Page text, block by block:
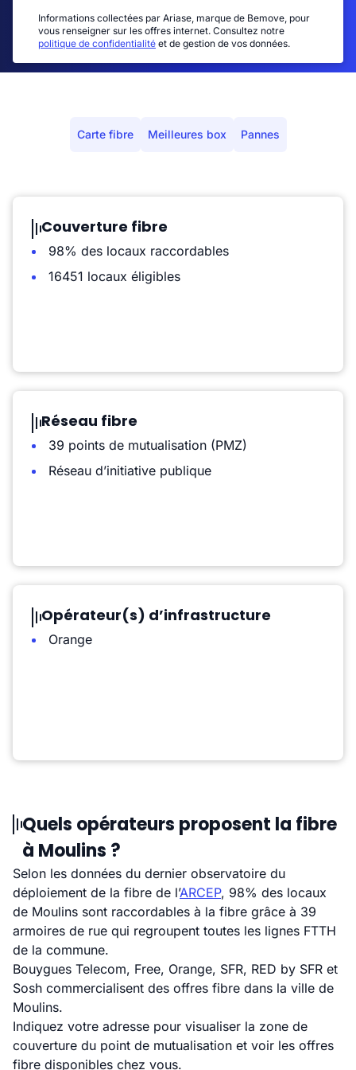
Informations collectées par Ariase, marque de Bemove, pour
vous renseigner sur les offres internet. Consultez notre
politique de confidentialité et de gestion de vos données.
Carte fibre Meilleures box Pannes
Couverture fibre
98% des locaux raccordables
16451 locaux éligibles
Réseau fibre
39 points de mutualisation (PMZ)
Réseau d’initiative publique
Opérateur(s) d’infrastructure
Orange
Quels opérateurs proposent la fibre
à Moulins ?
Selon les données du dernier observatoire du
déploiement de la fibre de l’ARCEP, 98% des locaux
de Moulins sont raccordables à la fibre grâce à 39
armoires de rue qui regroupent toutes les lignes FTTH
de la commune.
Bouygues Telecom, Free, Orange, SFR, RED by SFR et
Sosh commercialisent des offres fibre dans la ville de
Moulins.
Indiquez votre adresse pour visualiser la zone de
couverture du point de mutualisation et voir les offres
fibre disponibles chez vous.